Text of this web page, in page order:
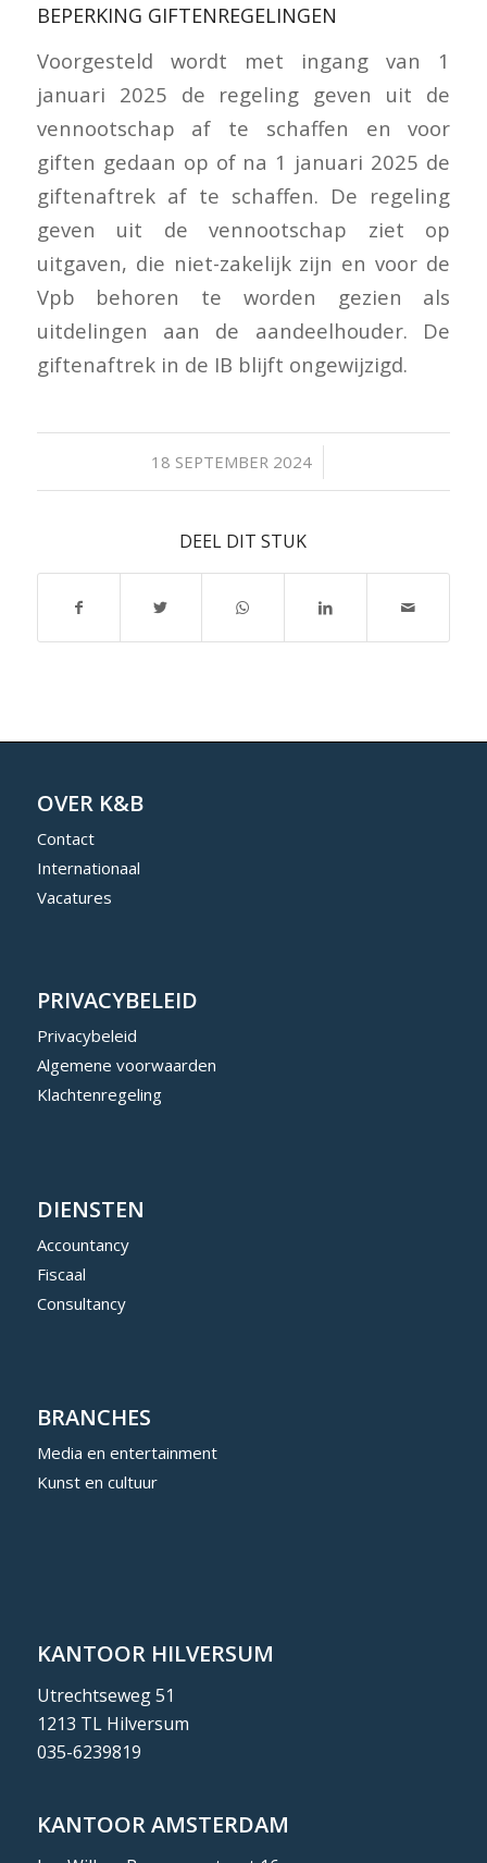
BEPERKING GIFTENREGELINGEN
Voorgesteld wordt met ingang van 1
januari 2025 de regeling geven uit de
vennootschap af te schaffen en voor
giften gedaan op of na 1 januari 2025 de
giftenaftrek af te schaffen. De regeling
geven uit de vennootschap ziet op
uitgaven, die niet-zakelijk zijn en voor de
Vpb behoren te worden gezien als
uitdelingen aan de aandeelhouder. De
giftenaftrek in de IB blijft ongewijzigd.
18 SEPTEMBER 2024
/
DEEL DIT STUK
OVER K&B
Contact
Internationaal
Vacatures
PRIVACYBELEID
Privacybeleid
Algemene voorwaarden
Klachtenregeling
DIENSTEN
Accountancy
Fiscaal
Consultancy
BRANCHES
Media en entertainment
Kunst en cultuur
KANTOOR HILVERSUM
Utrechtseweg 51
1213 TL Hilversum
035-6239819
KANTOOR AMSTERDAM